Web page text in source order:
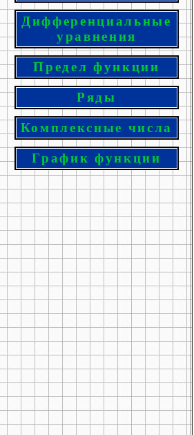
Дифференциальные
уравнения
Предел функции
Ряды
Комплексные числа
График функции